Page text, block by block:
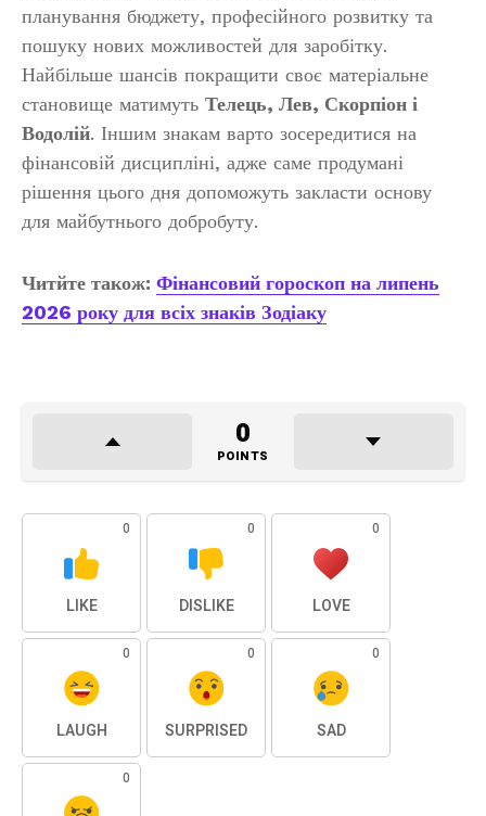
планування бюджету, професійного розвитку та
пошуку нових можливостей для заробітку.
Найбільше шансів покращити своє матеріальне
становище матимуть Телець, Лев, Скорпіон і
Водолій. Іншим знакам варто зосередитися на
фінансовій дисципліні, адже саме продумані
рішення цього дня допоможуть закласти основу
для майбутнього добробуту.
Читйте також: Фінансовий гороскоп на липень
2026 року для всіх знаків Зодіаку
0
POINTS
0
LIKE
0
DISLIKE
0
LOVE
0
LAUGH
0
SURPRISED
0
SAD
0